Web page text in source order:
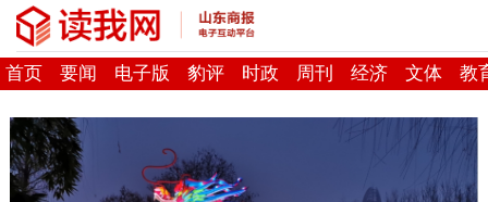
首页 要闻 电子版 豹评 时政 周刊 经济 文体 教